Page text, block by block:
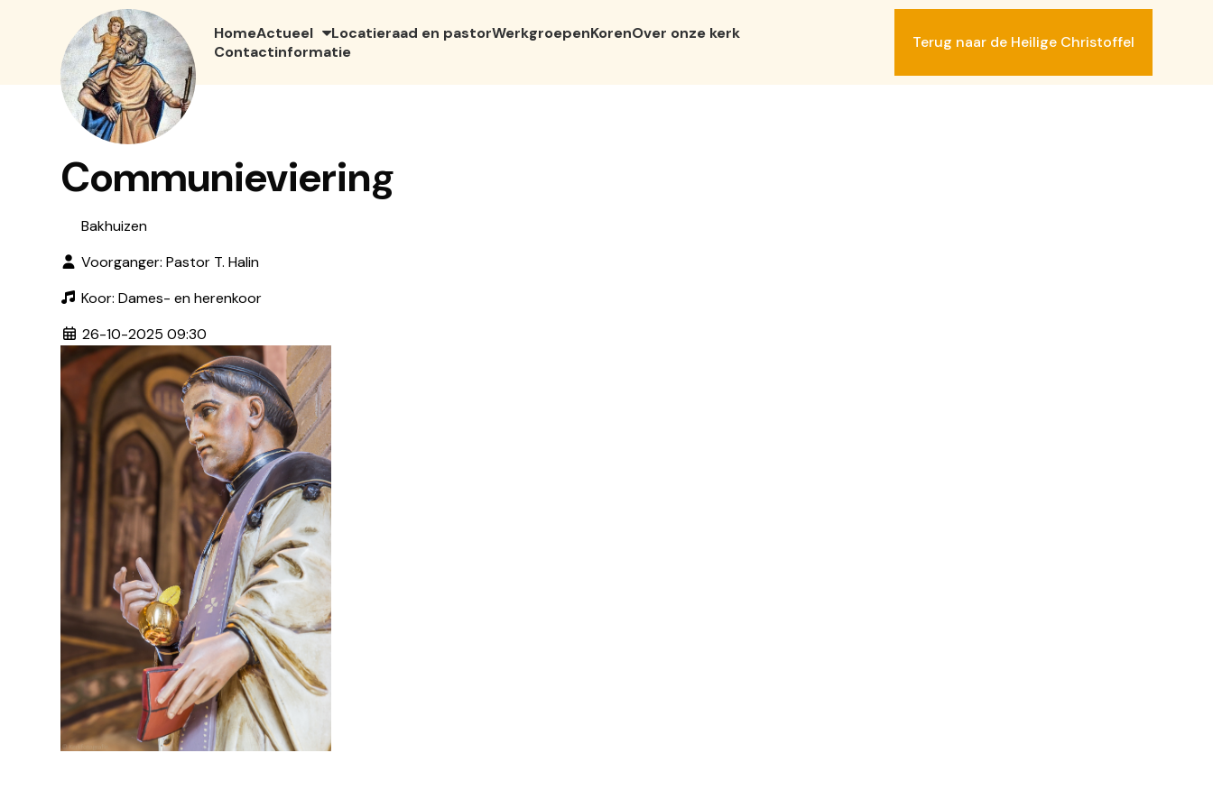
HomeActueel Locatieraad en pastorWerkgroepenKorenOver onze kerk
Contactinformatie
Terug naar de Heilige Christoffel
SLUIT
Communieviering
Bakhuizen
Voorganger: Pastor T. Halin
Koor: Dames- en herenkoor
26-10-2025 09:30